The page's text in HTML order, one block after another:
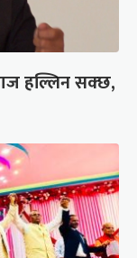
हल्लिन सक्छ,